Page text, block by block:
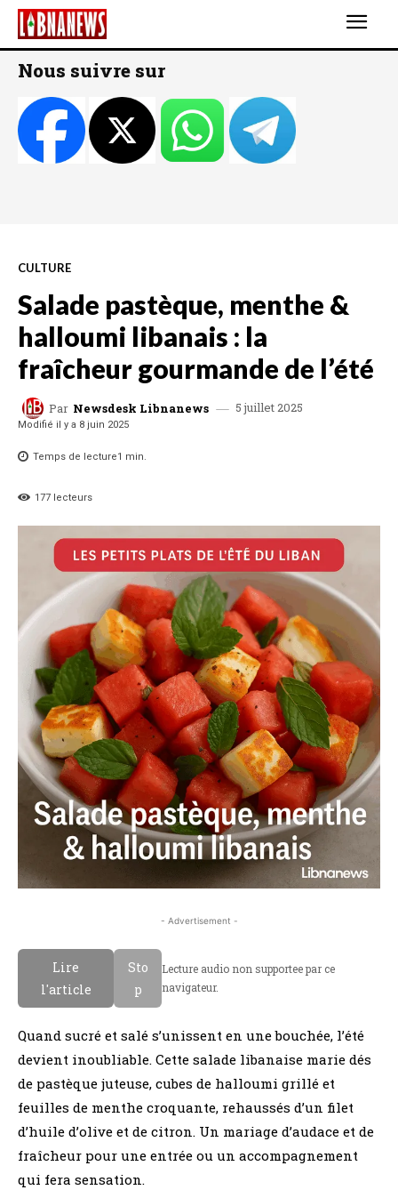
Nous suivre sur
CULTURE
Salade pastèque, menthe &
halloumi libanais : la
fraîcheur gourmande de l’été
Par Newsdesk Libnanews 5 juillet 2025
Modifié il y a 8 juin 2025
Temps de lecture1 min.
177 lecteurs
- Advertisement -
Lire
l'article
Sto
p
Lecture audio non supportee par ce
navigateur.
Quand sucré et salé s’unissent en une bouchée, l’été
devient inoubliable. Cette salade libanaise marie dés
de pastèque juteuse, cubes de halloumi grillé et
feuilles de menthe croquante, rehaussés d’un filet
d’huile d’olive et de citron. Un mariage d’audace et de
fraîcheur pour une entrée ou un accompagnement
qui fera sensation.